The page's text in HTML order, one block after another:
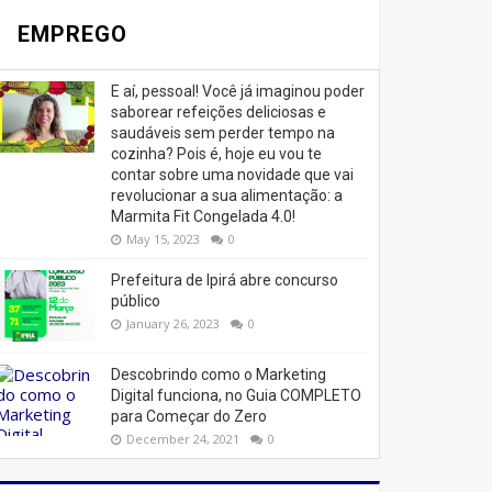
EMPREGO
E aí, pessoal! Você já imaginou poder
saborear refeições deliciosas e
saudáveis ​​sem perder tempo na
cozinha? Pois é, hoje eu vou te
contar sobre uma novidade que vai
revolucionar a sua alimentação: a
Marmita Fit Congelada 4.0!
May 15, 2023 0
Prefeitura de Ipirá abre concurso
público
January 26, 2023 0
Descobrindo como o Marketing
Digital funciona, no Guia COMPLETO
para Começar do Zero
December 24, 2021 0